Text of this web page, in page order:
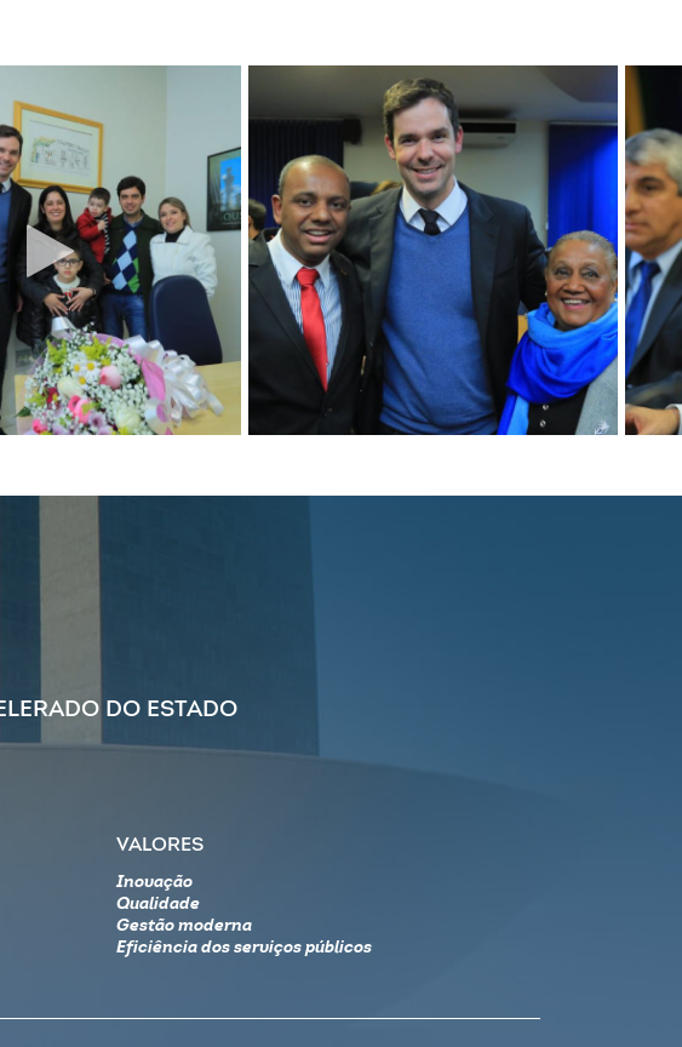
DO ESTADO
VALORES
Inovação
Qualidade
Gestão moderna
Eficiência dos serviços públicos